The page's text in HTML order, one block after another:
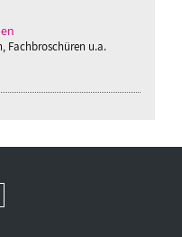
Fachbroschüren u.a.